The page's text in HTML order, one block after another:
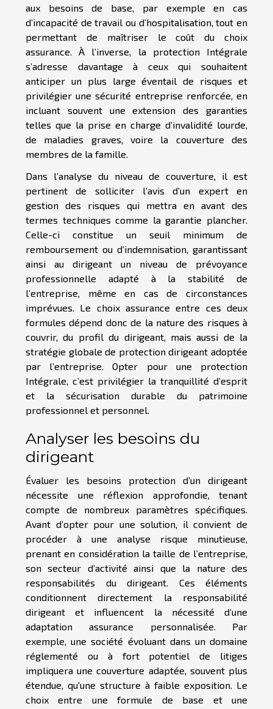
aux besoins de base, par exemple en cas
d’incapacité de travail ou d’hospitalisation, tout en
permettant de maîtriser le coût du choix
assurance. À l’inverse, la protection Intégrale
s’adresse davantage à ceux qui souhaitent
anticiper un plus large éventail de risques et
privilégier une sécurité entreprise renforcée, en
incluant souvent une extension des garanties
telles que la prise en charge d’invalidité lourde,
de maladies graves, voire la couverture des
membres de la famille.
Dans l’analyse du niveau de couverture, il est
pertinent de solliciter l’avis d’un expert en
gestion des risques qui mettra en avant des
termes techniques comme la garantie plancher.
Celle-ci constitue un seuil minimum de
remboursement ou d’indemnisation, garantissant
ainsi au dirigeant un niveau de prévoyance
professionnelle adapté à la stabilité de
l’entreprise, même en cas de circonstances
imprévues. Le choix assurance entre ces deux
formules dépend donc de la nature des risques à
couvrir, du profil du dirigeant, mais aussi de la
stratégie globale de protection dirigeant adoptée
par l’entreprise. Opter pour une protection
Intégrale, c’est privilégier la tranquillité d’esprit
et la sécurisation durable du patrimoine
professionnel et personnel.
Analyser les besoins du
dirigeant
Évaluer les besoins protection d’un dirigeant
nécessite une réflexion approfondie, tenant
compte de nombreux paramètres spécifiques.
Avant d’opter pour une solution, il convient de
procéder à une analyse risque minutieuse,
prenant en considération la taille de l’entreprise,
son secteur d’activité ainsi que la nature des
responsabilités du dirigeant. Ces éléments
conditionnent directement la responsabilité
dirigeant et influencent la nécessité d’une
adaptation assurance personnalisée. Par
exemple, une société évoluant dans un domaine
réglementé ou à fort potentiel de litiges
impliquera une couverture adaptée, souvent plus
étendue, qu'une structure à faible exposition. Le
choix entre une formule de base et une